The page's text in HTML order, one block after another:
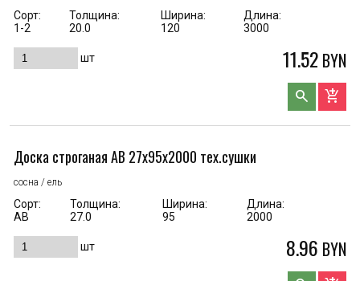
Сорт:
1-2
Толщина:
20.0
Ширина:
120
Длина:
3000
шт 11.52 BYN
search add_shopping_cart
Доска строганая AB 27x95x2000 тех.сушки
сосна / ель
Сорт:
АВ
Толщина:
27.0
Ширина:
95
Длина:
2000
шт 8.96 BYN